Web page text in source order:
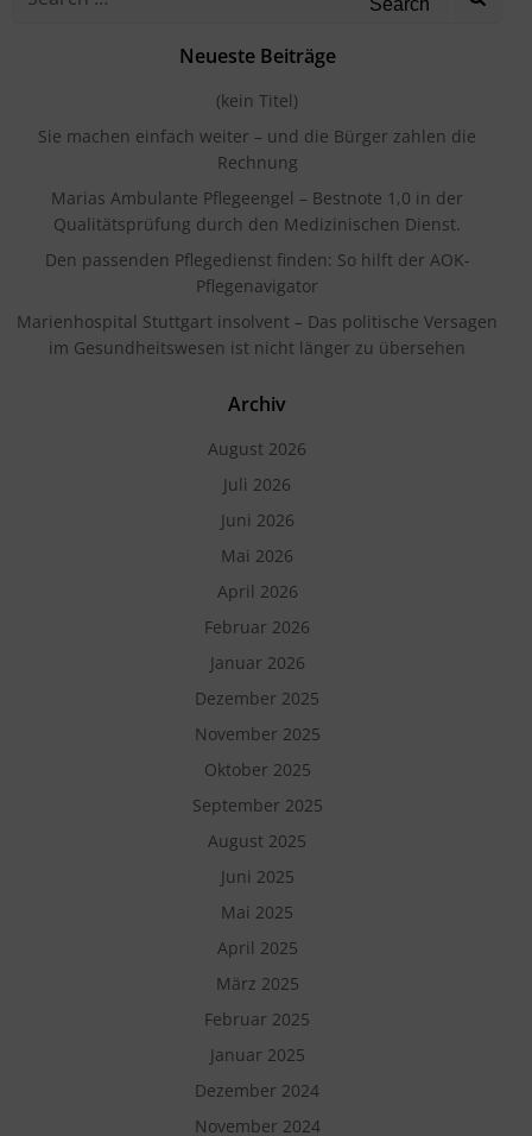
Neueste Beiträge
(kein Titel)
Sie machen einfach weiter – und die Bürger zahlen die
Rechnung
Marias Ambulante Pflegeengel – Bestnote 1,0 in der
Qualitätsprüfung durch den Medizinischen Dienst.
Den passenden Pflegedienst finden: So hilft der AOK-
Pflegenavigator
Marienhospital Stuttgart insolvent – Das politische Versagen
im Gesundheitswesen ist nicht länger zu übersehen
Archiv
August 2026
Juli 2026
Juni 2026
Mai 2026
April 2026
Februar 2026
Januar 2026
Dezember 2025
November 2025
Oktober 2025
September 2025
August 2025
Juni 2025
Mai 2025
April 2025
März 2025
Februar 2025
Januar 2025
Dezember 2024
November 2024